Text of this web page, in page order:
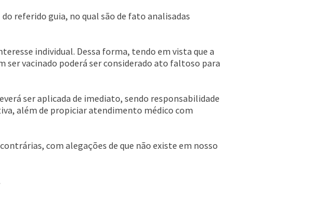
referido guia, no qual são de fato analisadas
individual. Dessa forma, tendo em vista que a
ser vacinado poderá ser considerado ato faltoso para
ser aplicada de imediato, sendo responsabilidade
além de propiciar atendimento médico com
com alegações de que não existe em nosso